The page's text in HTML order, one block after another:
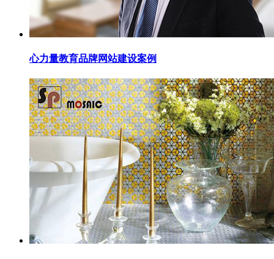
心力量教育品牌网站建设案例